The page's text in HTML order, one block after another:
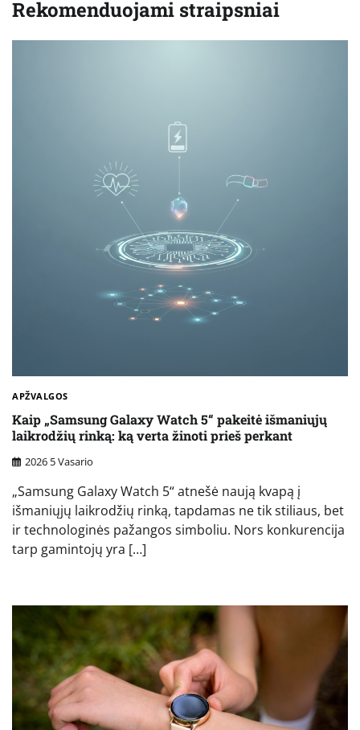
Rekomenduojami straipsniai
APŽVALGOS
Kaip „Samsung Galaxy Watch 5“ pakeitė išmaniųjų
laikrodžių rinką: ką verta žinoti prieš perkant
2026 5 Vasario
„Samsung Galaxy Watch 5“ atnešė naują kvapą į
išmaniųjų laikrodžių rinką, tapdamas ne tik stiliaus, bet
ir technologinės pažangos simboliu. Nors konkurencija
tarp gamintojų yra […]